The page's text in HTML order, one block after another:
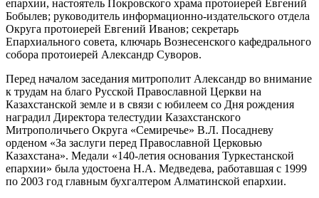
епархии, настоятель Покровского храма протоиерей Евгений
Бобылев; руководитель информационно-издательского отдела
Округа протоиерей Евгений Иванов; секретарь
Епархиального совета, ключарь Вознесенского кафедрального
собора протоиерей Александр Суворов.
Перед началом заседания митрополит Александр во внимание
к трудам на благо Русской Православной Церкви на
Казахстанской земле и в связи с юбилеем со Дня рождения
наградил Директора телестудии Казахстанского
Митрополичьего Округа «Семиречье» В.Л. Посадневу
орденом «За заслуги перед Православной Церковью
Казахстана». Медали «140-летия основания Туркестанской
епархии» была удостоена Н.А. Медведева, работавшая с 1999
по 2003 год главным бухгалтером Алматинской епархии.